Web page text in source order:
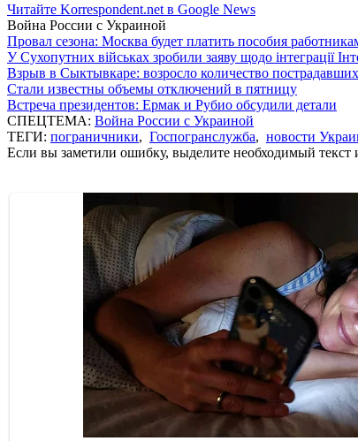
Читайте Korrespondent.net в Google News
Война России с Украиной
Провал сезона: Москва будет платить пособия
У Сухопутних військах зробили заяву щодо інтеграції
Взрыв в Сыктывкаре: возросло количество пострадавших
Стали известны объемы отключений в пятницу
Встреча президентов: Ермак и Рубио обсудили детали
СПЕЦТЕМА: Война России с Украиной
ТЕГИ: пограничники, Госпогранслужба, новости
Если вы заметили ошибку, выделите необходимый